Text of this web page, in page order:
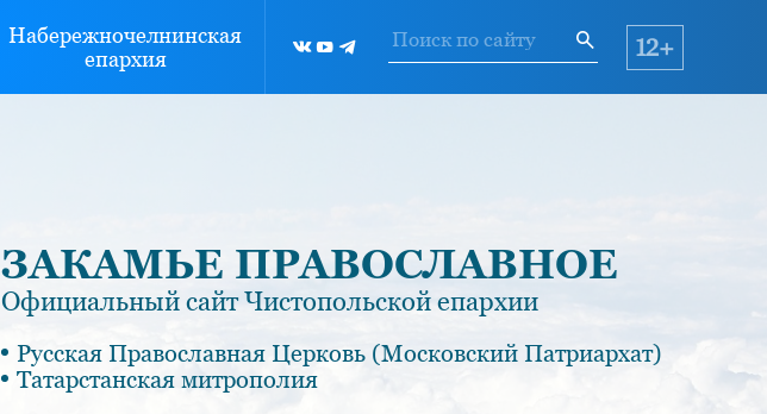
Набережночелнинская
епархия
12+
ЗАКАМЬЕ ПРАВОСЛАВНОЕ
Официальный сайт Чистопольской епархии
Русская Православная Церковь (Московский Патриархат)
Татарстанская митрополия